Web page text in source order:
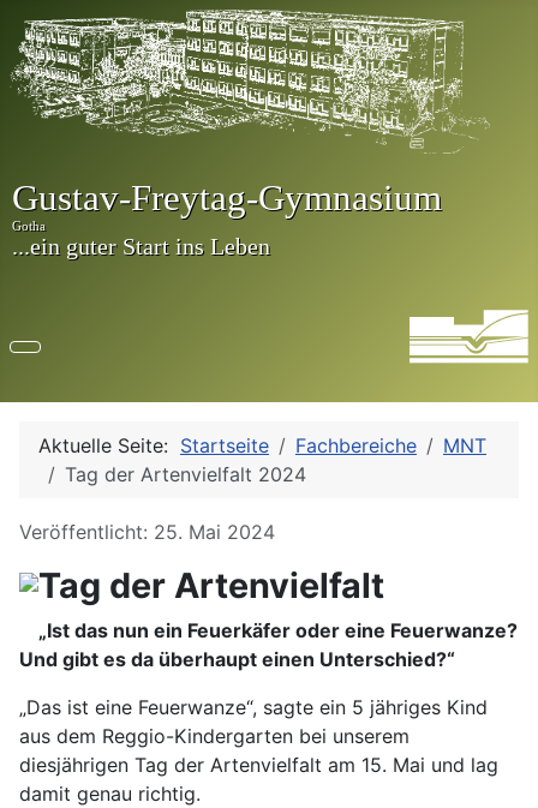
Aktuelle Seite: Startseite Fachbereiche
MNT
Tag der Artenvielfalt 2024
Details
Veröffentlicht: 25. Mai 2024
Tag der Artenvielfalt
„Ist das nun ein Feuerkäfer oder eine Feuerwanze?
Und gibt es da überhaupt einen Unterschied?“
„Das ist eine Feuerwanze“, sagte ein 5 jähriges Kind
aus dem Reggio-Kindergarten bei unserem
diesjährigen Tag der Artenvielfalt am 15. Mai und lag
damit genau richtig.